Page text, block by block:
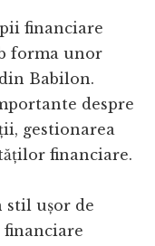
financiare
forma unor
Babilon.
despre
gestionarea
financiare.
stil ușor de